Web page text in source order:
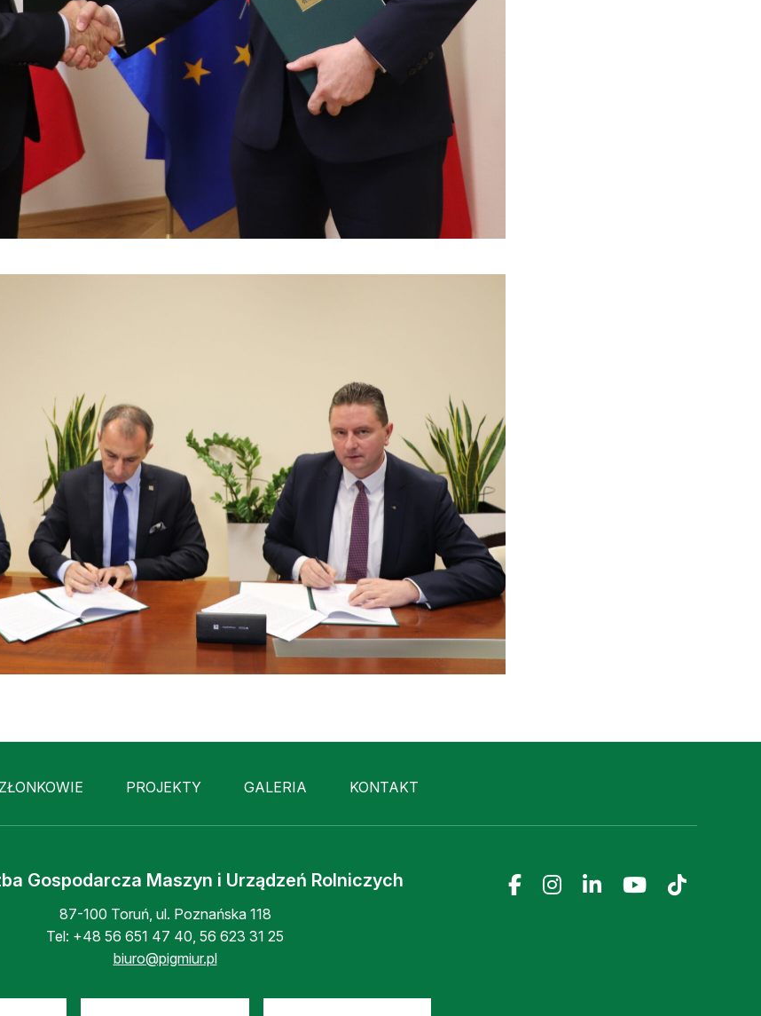
PROJEKTY GALERIA KONTAKT
Gospodarcza Maszyn i Urządzeń Rolniczych
87-100 Toruń, ul. Poznańska 118
Tel: +48 56 651 47 40, 56 623 31 25
biuro@pigmiur.pl